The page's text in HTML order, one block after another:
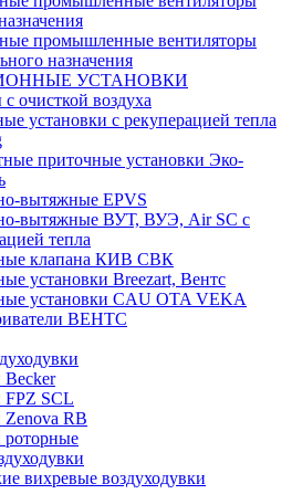
промышленные вентиляторы
назначения
УСТАНОВКИ
очисткой воздуха
установки с рекуперацией тепла
приточные установки Эко-
вытяжные EPVS
вытяжные ВУТ, ВУЭ, Air SC с
тепла
клапана КИВ СВК
установки Breezart, Вентс
установки CAU OTA VEKA
ВЕНТС
Becker
FPZ SCL
Zenova RB
роторные
вихревые воздуходувки